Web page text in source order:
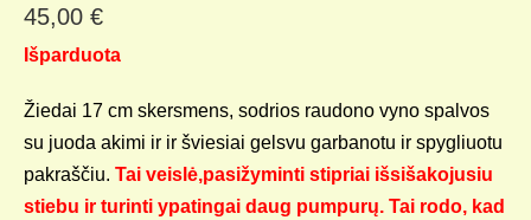
45,00 €
Išparduota
Žiedai 17 cm skersmens, sodrios raudono vyno spalvos
su juoda akimi ir ir šviesiai gelsvu garbanotu ir spygliuotu
pakraščiu. Tai veislė,pasižyminti stipriai išsišakojusiu
stiebu ir turinti ypatingai daug pumpurų. Tai rodo, kad